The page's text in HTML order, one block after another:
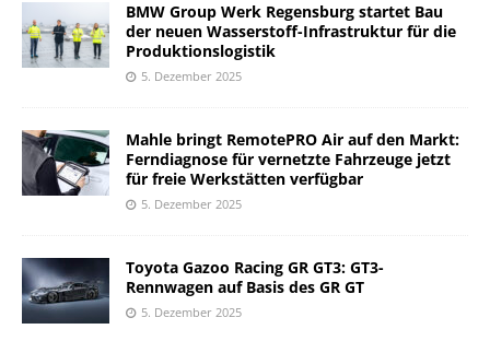
BMW Group Werk Regensburg startet Bau
der neuen Wasserstoff-Infrastruktur für die
Produktionslogistik
5. Dezember 2025
Mahle bringt RemotePRO Air auf den Markt:
Ferndiagnose für vernetzte Fahrzeuge jetzt
für freie Werkstätten verfügbar
5. Dezember 2025
Toyota Gazoo Racing GR GT3: GT3-
Rennwagen auf Basis des GR GT
5. Dezember 2025